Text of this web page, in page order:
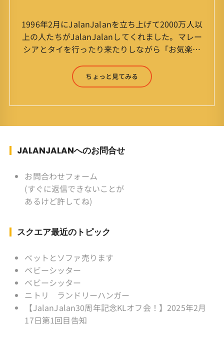
1996年2月にJalanJalanを立ち上げて2000万人以
上の人たちがJalanJalanしてくれました。マレー
シアとタイを行ったり来たりしながら「お気楽」
森 淳（Jun Yamamori） 生年月日 ：1959年
7月4日(61才) 生まれ ：香港(3才まで)
スポーツ ：水泳(浜名湾流古式泳法、競泳平泳
ク ソフトボール
監督 BKKソフトボール「おぼん
こぼん 」監督 マレーシア歴：1991年から31年
目 タイ歴 ：2001年から21年目
ちょっと見てみる
JALANJALANへのお問合せ
お問合わせフォーム
(すぐに返信できないことが
あるけど許してね)
スクエア最近のトピック
ベットとソファ売ります
ベビーシッター
ベビーシッター
ニトリ ランドリーハンガー
【JalanJalan30周年記念KLオフ会！】2025年2月
17日第1回目告知